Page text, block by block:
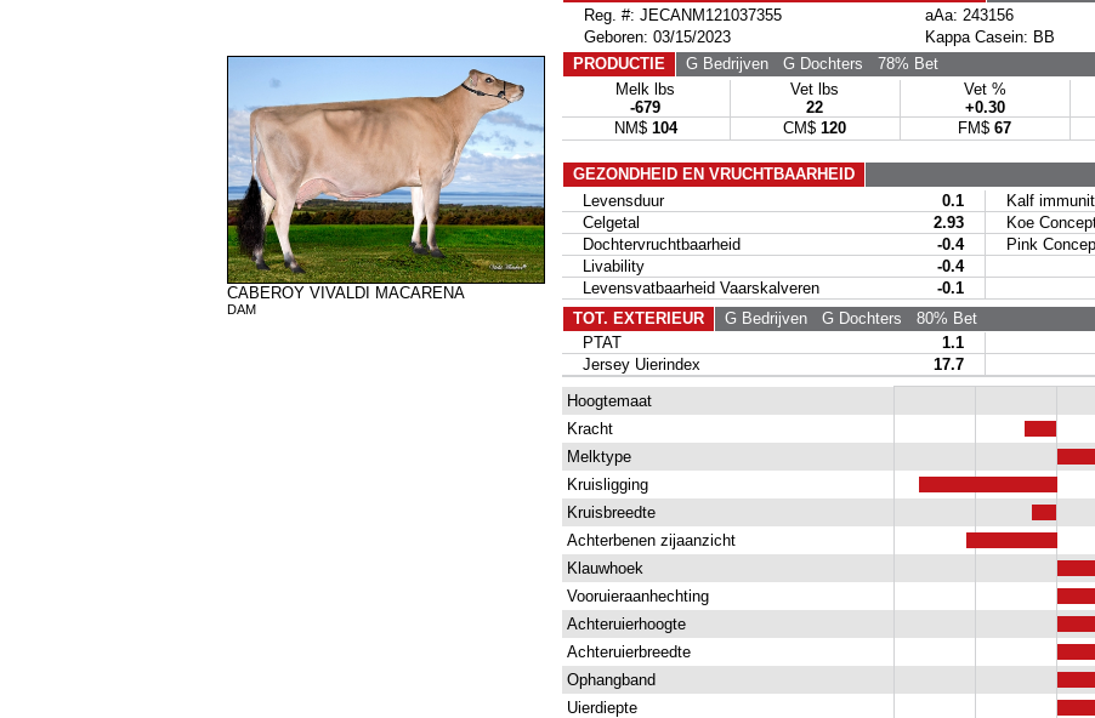
CABEROY VIVALDI MACARENA
DAM
Reg. #: JECANM121037355
aAa: 243156
Geboren: 03/15/2023
Kappa Casein: BB
PRODUCTIE
G BedrijvenG Dochters 78% Bet
Melk lbs
-679
Vet lbs
22
Vet %
+0.30
NM$ 104 CM$ 120 FM$ 67
GEZONDHEID EN VRUCHTBAARHEID
Levensduur
0.1 Kalf
Celgetal
2.93 Koe
Dochtervruchtbaarheid
-0.4 Pink
Livability
-0.4
Levensvatbaarheid Vaarskalveren
-0.1
TOT. EXTERIEUR
G BedrijvenG Dochters 80% Bet
PTAT
1.1
Jersey Uierindex
17.7
Hoogtemaat
Kracht
Melktype
Kruisligging
Kruisbreedte
Achterbenen zijaanzicht
Klauwhoek
Vooruieraanhechting
Achteruierhoogte
Achteruierbreedte
Ophangband
Uierdiepte